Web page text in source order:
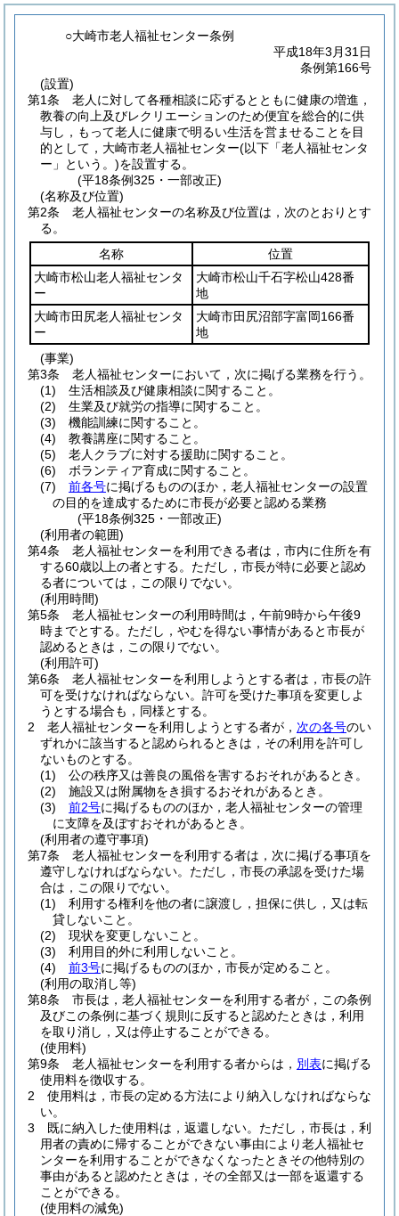
○大崎市老人福祉センター条例
平成18年3月31日
条例第166号
(設置)
第1条
老人に対して各種相談に応ずるとともに健康の増進，
教養の向上及びレクリエーションのため便宜を総合的に供
与し，もって老人に健康で明るい生活を営ませることを目
的として，大崎市老人福祉センター(以下「老人福祉センタ
ー」という。)を設置する。
(平18条例325・一部改正)
(名称及び位置)
第2条
老人福祉センターの名称及び位置は，次のとおりとす
る。
名称
位置
大崎市松山老人福祉センタ
ー
大崎市松山千石字松山428番
地
大崎市田尻老人福祉センタ
ー
大崎市田尻沼部字富岡166番
地
(事業)
第3条
老人福祉センターにおいて，次に掲げる業務を行う。
(1)
生活相談及び健康相談に関すること。
(2)
生業及び就労の指導に関すること。
(3)
機能訓練に関すること。
(4)
教養講座に関すること。
(5)
老人クラブに対する援助に関すること。
(6)
ボランティア育成に関すること。
(7)
前各号に掲げるもののほか，老人福祉センターの設置
の目的を達成するために市長が必要と認める業務
(平18条例325・一部改正)
(利用者の範囲)
第4条
老人福祉センターを利用できる者は，市内に住所を有
する60歳以上の者とする。 ただし，市長が特に必要と認め
る者については，この限りでない。
(利用時間)
第5条
老人福祉センターの利用時間は，午前9時から午後9
時までとする。 ただし，やむを得ない事情があると市長が
認めるときは，この限りでない。
(利用許可)
第6条
老人福祉センターを利用しようとする者は，市長の許
可を受けなければならない。 許可を受けた事項を変更しよ
うとする場合も，同様とする。
2
老人福祉センターを利用しようとする者が， 次の各号のい
ずれかに該当すると認められるときは，その利用を許可し
ないものとする。
(1)
公の秩序又は善良の風俗を害するおそれがあるとき。
(2)
施設又は附属物をき損するおそれがあるとき。
(3)
前2号に掲げるもののほか，老人福祉センターの管理
に支障を及ぼすおそれがあるとき。
(利用者の遵守事項)
第7条
老人福祉センターを利用する者は，次に掲げる事項を
遵守しなければならない。 ただし，市長の承認を受けた場
合は，この限りでない。
(1)
利用する権利を他の者に譲渡し，担保に供し，又は転
貸しないこと。
(2)
現状を変更しないこと。
(3)
利用目的外に利用しないこと。
(4)
前3号に掲げるもののほか，市長が定めること。
(利用の取消し等)
第8条
市長は，老人福祉センターを利用する者が，この条例
及びこの条例に基づく規則に反すると認めたときは，利用
を取り消し，又は停止することができる。
(使用料)
第9条
老人福祉センターを利用する者からは， 別表に掲げる
使用料を徴収する。
2
使用料は，市長の定める方法により納入しなければならな
い。
3
既に納入した使用料は，返還しない。 ただし，市長は，利
用者の責めに帰することができない事由により老人福祉セ
ンターを利用することができなくなったときその他特別の
事由があると認めたときは，その全部又は一部を返還する
ことができる。
(使用料の減免)